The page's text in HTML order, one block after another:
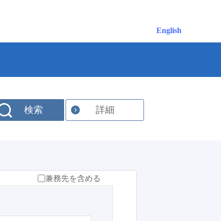
English
検索 詳細
兼務先を含める